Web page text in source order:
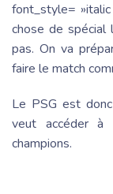
font_style=
chose de spécial
pas. On va
faire le match
Le PSG est
veut accéder
champions.